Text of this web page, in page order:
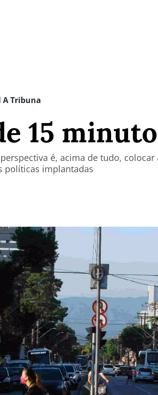
Tribuna
15
é, acima de tudo,
políticas implantadas